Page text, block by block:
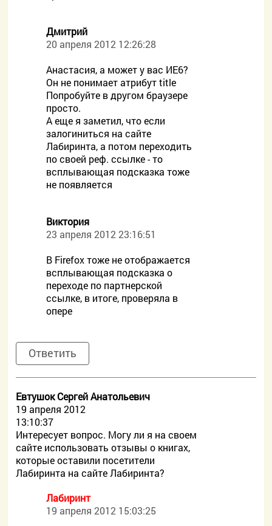
Дмитрий
20 апреля 2012 12:26:28
Анастасия, а может у вас ИЕ6?
Он не понимает атрибут title
Попробуйте в другом браузере
просто.
А еще я заметил, что если
залогиниться на сайте
Лабиринта, а потом переходить
по своей реф. ссылке - то
всплывающая подсказка тоже
не появляется
Виктория
23 апреля 2012 23:16:51
В Firefox тоже не отображается
всплывающая подсказка о
переходе по партнерской
ссылке, в итоге, проверяла в
опере
Ответить
Евтушок Сергей Анатольевич
19 апреля 2012
13:10:37
Интересует вопрос. Могу ли я на своем
сайте использовать отзывы о книгах,
которые оставили посетители
Лабиринта на сайте Лабиринта?
Лабиринт
19 апреля 2012 15:03:25